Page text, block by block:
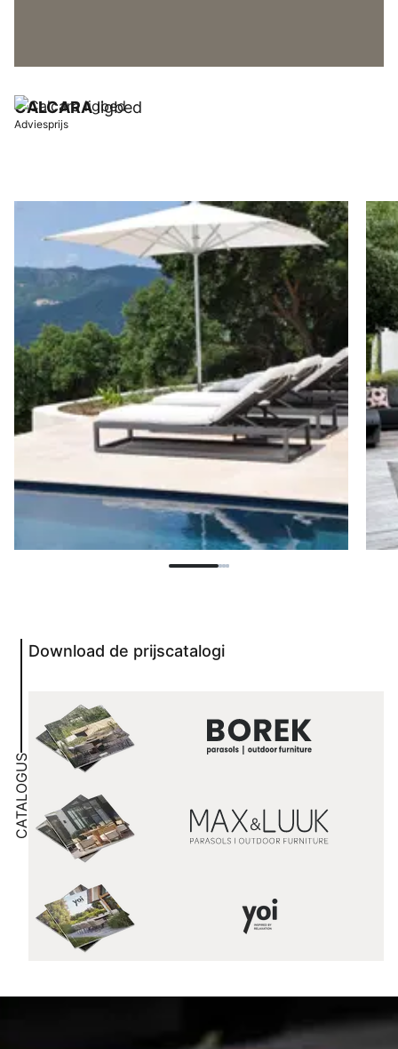
CALCARAligbed
Adviesprijs
CATALOGUS
Download de prijscatalogi